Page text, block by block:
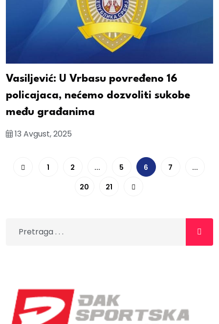
Vasiljević: U Vrbasu povređeno 16
policajaca, nećemo dozvoliti sukobe
među građanima
13 Avgust, 2025
1 2 ... 5 6 7
...
20
21